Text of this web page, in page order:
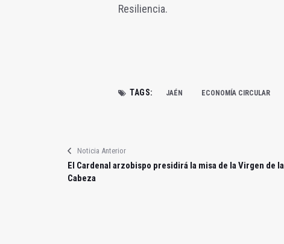
Resiliencia.
TAGS: JAÉN ECONOMÍA CIRCULAR
Noticia Anterior
El Cardenal arzobispo presidirá la misa de la Virgen de la
Cabeza